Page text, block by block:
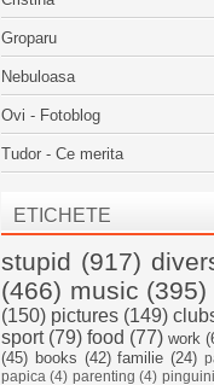
Groparu
Nebuloasa
Ovi - Fotoblog
Tudor - Ce merita
ETICHETE
stupid (917)
(466) music (395)
(150) pictures (149)
sport (79) food (77) work
(45) books (42) familie (24)
papica (4) parenting (4) pinguini